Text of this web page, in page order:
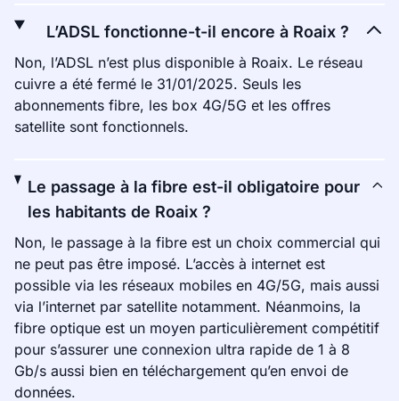
L’ADSL fonctionne-t-il encore à Roaix ?
Non, l’ADSL n’est plus disponible à Roaix. Le réseau
cuivre a été fermé le 31/01/2025. Seuls les
abonnements fibre, les box 4G/5G et les offres
satellite sont fonctionnels.
Le passage à la fibre est-il obligatoire pour
les habitants de Roaix ?
Non, le passage à la fibre est un choix commercial qui
ne peut pas être imposé. L’accès à internet est
possible via les réseaux mobiles en 4G/5G, mais aussi
via l’internet par satellite notamment. Néanmoins, la
fibre optique est un moyen particulièrement compétitif
pour s’assurer une connexion ultra rapide de 1 à 8
Gb/s aussi bien en téléchargement qu’en envoi de
données.